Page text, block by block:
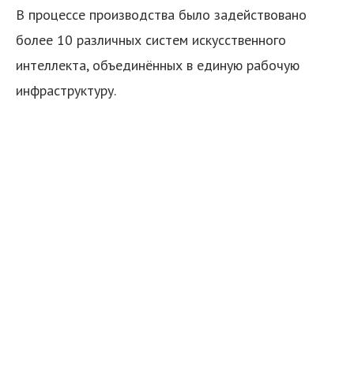
В процессе производства было задействовано
более 10 различных систем искусственного
интеллекта, объединённых в единую рабочую
инфраструктуру.